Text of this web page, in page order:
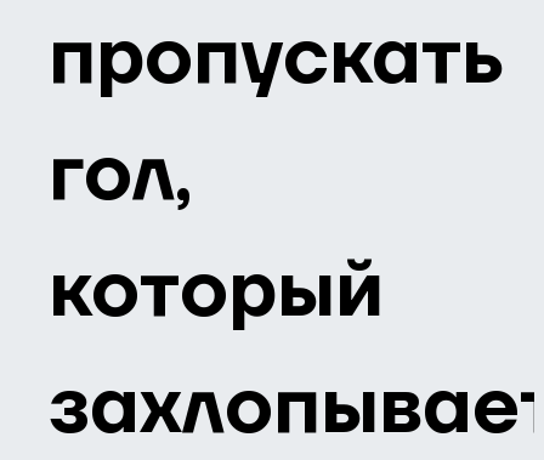
пропускать
гол,
который